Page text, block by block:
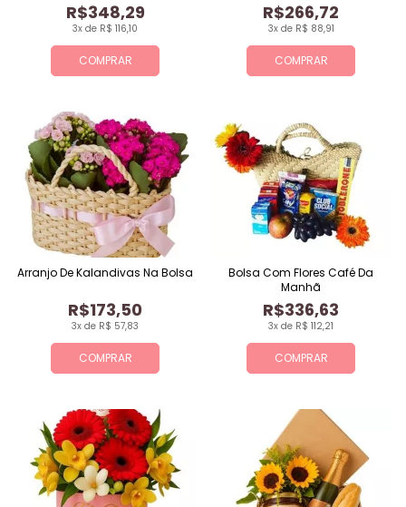
COMPRAR
3x de R$ 116,10
R$348,29
COMPRAR
3x de R$ 88,91
R$266,72
COMPRAR
3x de R$ 57,83
R$173,50
Arranjo De Kalandivas Na Bolsa
COMPRAR
3x de R$ 112,21
R$336,63
Bolsa Com Flores Café Da
Manhã